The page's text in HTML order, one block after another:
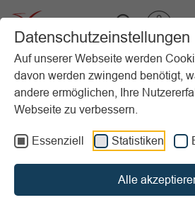
Datenschutzeinstellungen
Auf unserer Webseite werden
davon werden zwingend benötigt,
andere ermöglichen, Ihre
Webseite zu verbessern.
Essenziell Statistiken
Alle
Startseite Vereinsmanagement Marketing
Instagram
Informationen zum Readspeaker